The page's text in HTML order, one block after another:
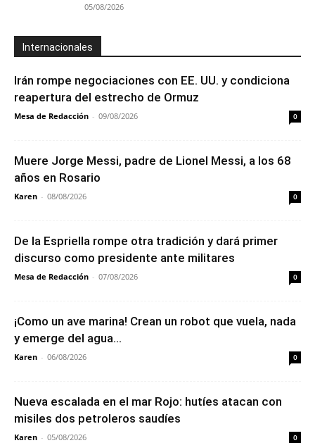
05/08/2026
Internacionales
Irán rompe negociaciones con EE. UU. y condiciona
reapertura del estrecho de Ormuz
Mesa de Redacción - 09/08/2026 0
Muere Jorge Messi, padre de Lionel Messi, a los 68
años en Rosario
Karen - 08/08/2026 0
De la Espriella rompe otra tradición y dará primer
discurso como presidente ante militares
Mesa de Redacción - 07/08/2026 0
¡Como un ave marina! Crean un robot que vuela, nada
y emerge del agua...
Karen - 06/08/2026 0
Nueva escalada en el mar Rojo: hutíes atacan con
misiles dos petroleros saudíes
Karen - 05/08/2026 0